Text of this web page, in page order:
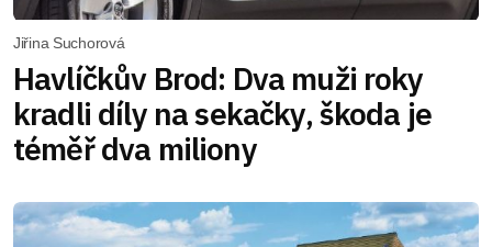
Jiřina Suchorová
Havlíčkův Brod: Dva muži roky
kradli díly na sekačky, škoda je
téměř dva miliony